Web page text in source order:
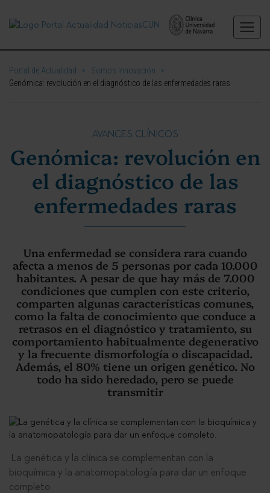
Portal de Actualidad > Somos Innovación
>
Genómica: revolución en el diagnóstico de las enfermedades raras
AVANCES CLÍNICOS
Genómica: revolución en
el diagnóstico de las
enfermedades raras
Una enfermedad se considera rara cuando
afecta a menos de 5 personas por cada 10.000
habitantes. A pesar de que hay más de 7.000
condiciones que cumplen con este criterio,
comparten algunas características comunes,
como la falta de conocimiento que conduce a
retrasos en el diagnóstico y tratamiento, su
comportamiento habitualmente degenerativo
y la frecuente dismorfología o discapacidad.
Además, el 80% tiene un origen genético. No
todo ha sido heredado, pero se puede
transmitir
La genética y la clínica se complementan con la
bioquímica y la anatomopatología para dar un enfoque
completo.